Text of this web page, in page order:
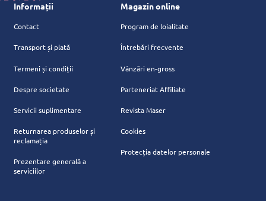
Informații
Contact
Transport și plată
Termeni și condiții
Despre societate
Servicii suplimentare
Returnarea produselor și
reclamația
Prezentare generală a
serviciilor
Magazin online
Program de loialitate
Întrebări frecvente
Vânzări en-gross
Parteneriat Affiliate
Revista Maser
Cookies
Protecția datelor personale